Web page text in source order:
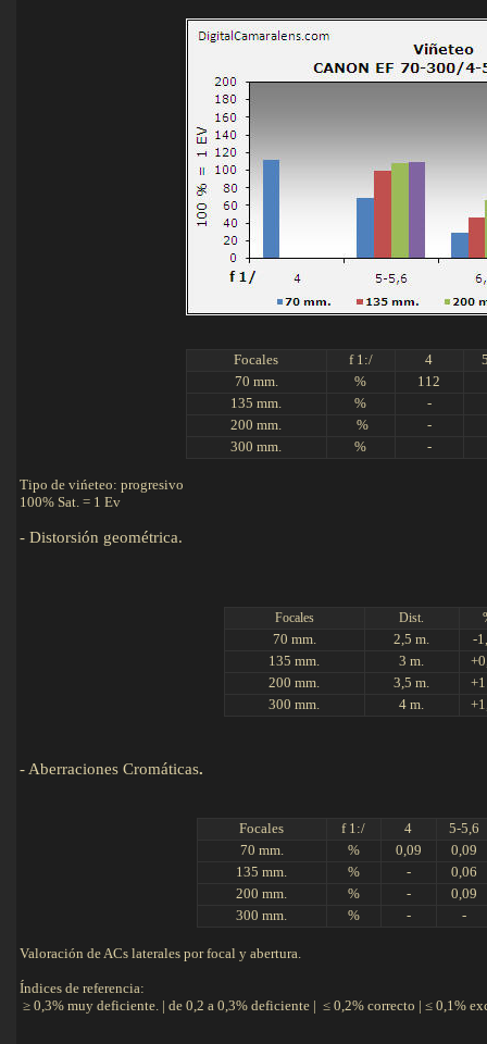
Focales f 1:/ 4
70 mm.
%
112
135 mm.
%
-
200 mm.
% -
300 mm.
% -
Tipo de vińeteo: progresivo
100% Sat. = 1 Ev
- Distorsión geométrica.
Focales Dist.
70 mm. 2,5 m.
-
135 mm.
3 m.
200 mm.
3,5 m.
300 mm.
4 m.
- Aberraciones Cromáticas.
Focales f 1:/ 4
5-5,6
70 mm.
% 0,09
0,09
135 mm.
% -
0,06
200 mm.
% -
0,09
300 mm.
% - -
Valoración de ACs laterales por focal y abertura.
Índices de referencia:
≥ 0,3% muy deficiente. | de 0,2 a 0,3% deficiente | ≤ 0,2% correcto | ≤ 0,1%